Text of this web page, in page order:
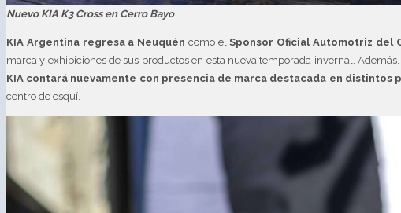
Nuevo KIA K3 Cross en Cerro Bayo
KIA Argentina regresa a Neuquén como elSponsor Oficial Automotriz del
marca y exhibiciones de sus productos en esta nueva temporada invernal.
KIA contará nuevamente con presencia de marca destacada en
centro de esquí.